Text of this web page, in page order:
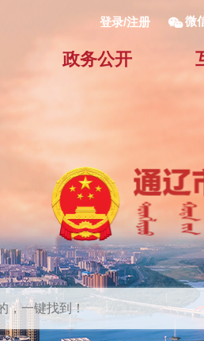
登录/注册 微
政务公开